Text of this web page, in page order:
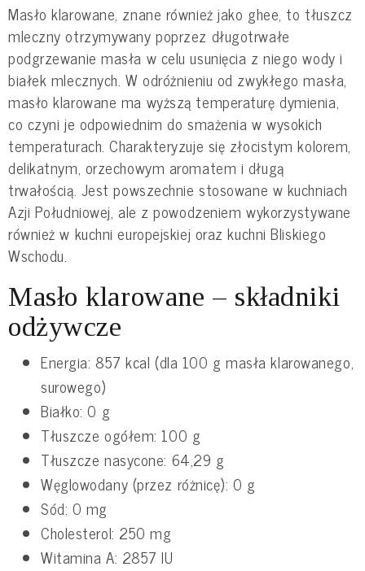
Masło klarowane, znane również jako ghee, to tłuszcz
mleczny otrzymywany poprzez długotrwałe
podgrzewanie masła w celu usunięcia z niego wody i
białek mlecznych. W odróżnieniu od zwykłego masła,
masło klarowane ma wyższą temperaturę dymienia,
co czyni je odpowiednim do smażenia w wysokich
temperaturach. Charakteryzuje się złocistym kolorem,
delikatnym, orzechowym aromatem i długą
trwałością. Jest powszechnie stosowane w kuchniach
Azji Południowej, ale z powodzeniem wykorzystywane
również w kuchni europejskiej oraz kuchni Bliskiego
Wschodu.
Masło klarowane – składniki
odżywcze
Energia: 857 kcal (dla 100 g masła klarowanego,
surowego)
Białko: 0 g
Tłuszcze ogółem: 100 g
Tłuszcze nasycone: 64,29 g
Węglowodany (przez różnicę): 0 g
Sód: 0 mg
Cholesterol: 250 mg
Witamina A: 2857 IU